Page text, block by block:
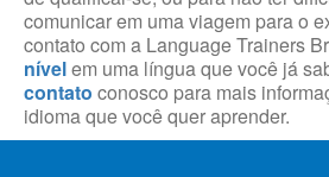
comunicar em uma viagem para o
contato com a Language Trainers
nívelem uma língua que você já
contato conosco para mais
idioma que você quer aprender.